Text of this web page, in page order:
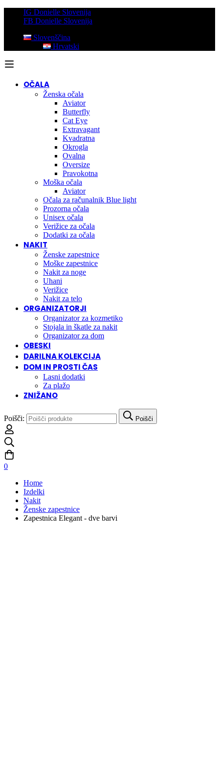
IG Donielle Slovenija
FB Donielle Slovenija
Slovenščina
Hrvatski
OČALA
Ženska očala
Aviator
Butterfly
Cat Eye
Extravagant
Kvadratna
Okrogla
Ovalna
Oversize
Pravokotna
Moška očala
Aviator
Očala za računalnik Blue light
Prozorna očala
Unisex očala
Verižice za očala
Dodatki za očala
NAKIT
Ženske zapestnice
Moške zapestnice
Nakit za noge
Uhani
Verižice
Nakit za telo
ORGANIZATORJI
Organizator za kozmetiko
Stojala in škatle za nakit
Organizator za dom
OBESKI
DARILNA KOLEKCIJA
DOM IN PROSTI ČAS
Lasni dodatki
Za plažo
ZNIŽANO
Poišči: Poišči
0
Home
Izdelki
Nakit
Ženske zapestnice
Zapestnica Elegant - dve barvi